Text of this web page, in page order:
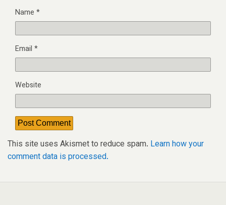
Name *
Email *
Website
This site uses Akismet to reduce spam. Learn how your
comment data is processed.